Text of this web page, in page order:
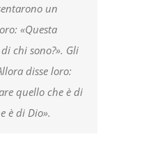
un
«Questa
chi sono?». Gli
disse loro:
quello che è di
è di Dio».